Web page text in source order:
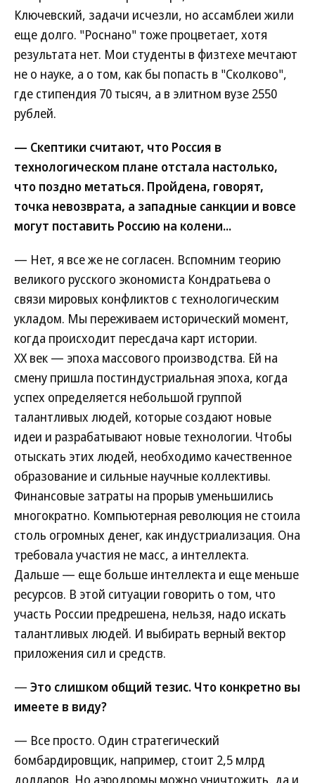
Ключевский, задачи исчезли, но ассамблеи жили
еще долго. "Роснано" тоже процветает, хотя
результата нет. Мои студенты в физтехе мечтают
не о науке, а о том, как бы попасть в "Сколково",
где стипендия 70 тысяч, а в элитном вузе 2550
рублей.
— Скептики считают, что Россия в
технологическом плане отстала настолько,
что поздно метаться. Пройдена, говорят,
точка невозврата, а западные санкции и вовсе
могут поставить Россию на колени...
— Нет, я все же не согласен. Вспомним теорию
великого русского экономиста Кондратьева о
связи мировых конфликтов с технологическим
укладом. Мы переживаем исторический момент,
когда происходит пересдача карт истории.
ХХ век — эпоха массового производства. Ей на
смену пришла постиндустриальная эпоха, когда
успех определяется небольшой группой
талантливых людей, которые создают новые
идеи и разрабатывают новые технологии. Чтобы
отыскать этих людей, необходимо качественное
образование и сильные научные коллективы.
Финансовые затраты на прорыв уменьшились
многократно. Компьютерная революция не стоила
столь огромных денег, как индустриализация. Она
требовала участия не масс, а интеллекта.
Дальше — еще больше интеллекта и еще меньше
ресурсов. В этой ситуации говорить о том, что
участь России предрешена, нельзя, надо искать
талантливых людей. И выбирать верный вектор
приложения сил и средств.
— Это слишком общий тезис. Что конкретно вы
имеете в виду?
— Все просто. Один стратегический
бомбардировщик, например, стоит 2,5 млрд
долларов. Но аэродромы можно уничтожить, да и